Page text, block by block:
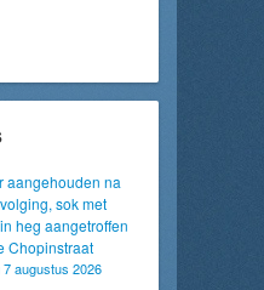
aangehouden na
sok met
heg aangetroffen
Chopinstraat
augustus 2026